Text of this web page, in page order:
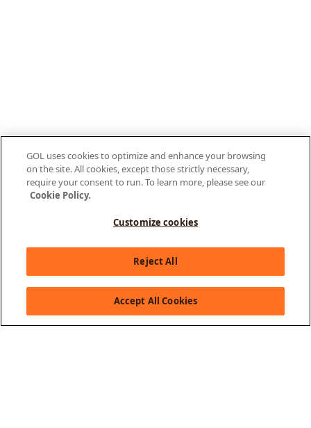
Olá, como posso te ajudar?
GOL uses cookies to optimize and enhance your browsing
on the site. All cookies, except those strictly necessary,
require your consent to run. To learn more, please see our
Cookie Policy.
Customize cookies
Reject All
Accept All Cookies